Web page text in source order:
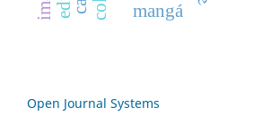
mangá
Open Journal Systems